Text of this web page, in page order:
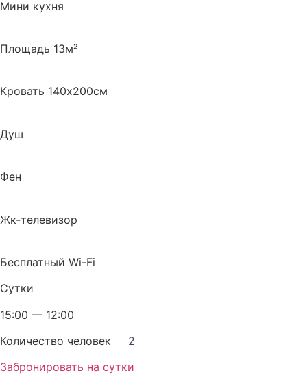
Мини кухня
Площадь 13м²
Кровать 140х200см
Душ
Фен
Жк-телевизор
Бесплатный Wi-Fi
Сутки
15:00 — 12:00
Количество человек 2
Забронировать на сутки